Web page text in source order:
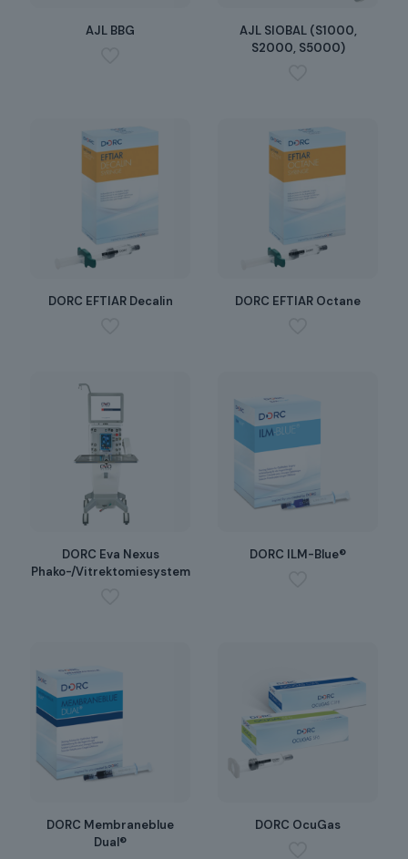
AJL BBG
AJL SIOBAL (S1000,
S2000, S5000)
DORC EFTIAR Decalin DORC EFTIAR Octane
DORC Eva Nexus
Phako-/Vitrektomiesystem
DORC ILM-Blue®
DORC Membraneblue
Dual®
DORC OcuGas